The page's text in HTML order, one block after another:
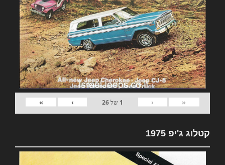
«
‹
1 של26
›
»
קטלוג ג'יפ 1975